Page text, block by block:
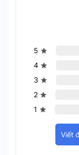
Ứng
Lý Thời
chọn hoàn hảo
Thiết bị giúp
của nhân viên,
5
4
3
2
1
Viết